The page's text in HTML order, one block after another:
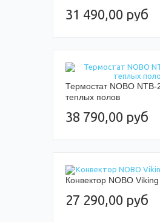
31 490,00 руб
Термостат NOBO NTB-
теплых полов
38 790,00 руб
Конвектор NOBO
27 290,00 руб